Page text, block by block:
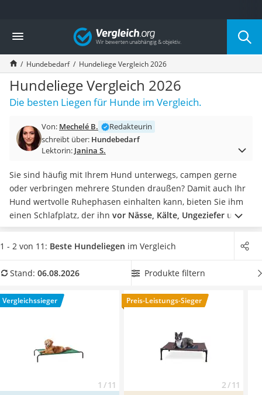
Die beliebtesten Vergleiche nach Kategorie
Drogerie
Inhalator
Haarschneider
Rollator
Braun Rasierer
Katzenklappe (Chip)
Masturbator
Massagepistole
Reisehaartrockner
Eiweißpulver
Magnesiumpräparat
Katzenklappe
Nackenmassagegerät
Zeckenschutz Katze
Philips-Sonicare-Zahnbürste
Mineralfutter Pferd
Massagegerät
Vergleich
Hundebedarf Hundeliege Vergleich 2026
Hundeliege Vergleich 2026
Die besten Liegen für Hunde im Vergleich.
Von: Mechelé B.
Redakteurin
schreibt über: Hundebedarf
Lektorin: Janina S.
Sie sind häufig mit Ihrem Hund unterwegs, campen gerne
oder verbringen mehrere Stunden draußen? Damit auch Ihr
Hund wertvolle Ruhephasen einhalten kann, bieten Sie ihm
einen Schlafplatz, der ihn vor Nässe, Kälte, Ungeziefer und
im Idealfall auch vor Sonneneinstrahlung schützt. Wählen
Sie jetzt eine Hundeliege mit hoher Liegehöhe und aus
Vergleichstabelle. Im Vergleich zurHundedeckeliegt Ihr
Internet zeigen. Überzeugt hat uns hier im August 2026
besonders das Modell
Amazon Basics Haustierbett
1 - 2 von 11: Beste Hundeliegen im Vergleich
Stand: 06.08.2026 Produkte filtern
Vergleichssieger
1 / 11
Preis-Leistungs-Sieger
2 / 11